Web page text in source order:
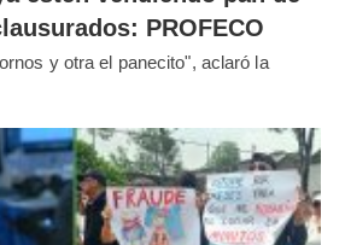
PROFECO
y otra el panecito", aclaró la